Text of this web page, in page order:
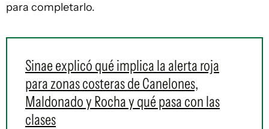
para completarlo.
Sinae explicó qué implica la alerta roja
para zonas costeras de Canelones,
Maldonado y Rocha y qué pasa con las
clases